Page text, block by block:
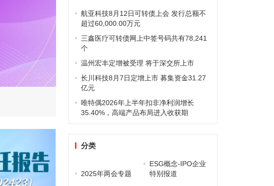
航亚科技8月12日可转债上会 发行总额不
超过60,000.00万元
三鑫医疗可转债网上中签号码共有78,241
个
温州宏丰定增被受理 将于深交所上市
长川科技8月7日定增上市 募集资金31.27
亿元
唯特偶2026年上半年扣非净利润增长
35.40%，高端产品布局进入收获期
分类
2025年两会专题
ESG概念-IPO企业
特别报道